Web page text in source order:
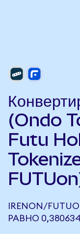
(Ondo
Futu
IRENON/
РАВНО